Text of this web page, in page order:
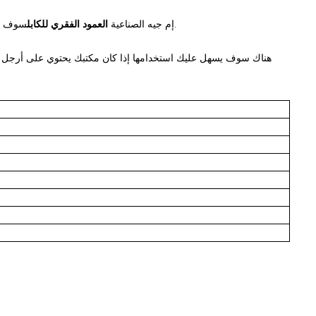
إم جيه الصناعيةالعمود الفقري للكابل
هناك سوف يسهل عليك استخدامها إذا كان مكتبك يحتوي على أرجل